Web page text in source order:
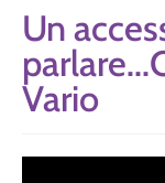
Un
Vario